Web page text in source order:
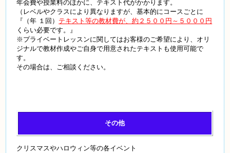
年会費や授業料のほかに、テキスト代がかかります。
（レベルやクラスにより異なりますが、基本的にコースごとに
『（年 １回） テキスト等の教材費が、約２５００円～５０００円
くらい必要です。』
※プライベートレッスンに関してはお客様のご希望により、オリ
ジナルで教材作成やご自身で用意されたテキストも使用可能で
す。
その場合は、ご相談ください。
その他
クリスマスやハロウィン等の各イベント